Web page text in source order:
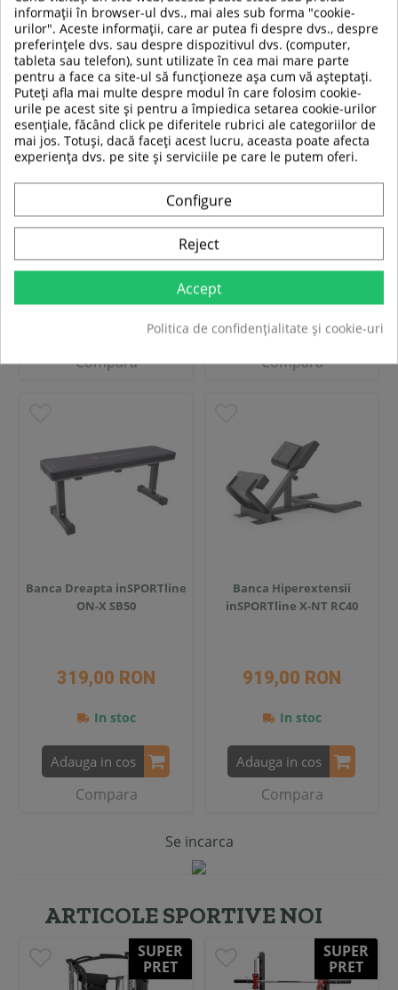
-17%
Bancă Dreaptă Sportmann
1 718,00 RON
Compara
Masa inversie inSPORTline
Adauga in cos
Compara
Banca Dreapta inSPORTline
ON-X SB50
319,00 RON
In stoc
Adauga in cos
Compara
Banca Hiperextensii
inSPORTline X-NT RC40
919,00 RON
In stoc
Adauga in cos
Compara
Se incarca
ARTICOLE SPORTIVE NOI
SUPER
PRET
SUPER
PRET
informații în browser-ul dvs., mai ales sub forma "cookie-
urilor". Aceste informații, care ar putea fi despre dvs., despre
preferințele dvs. sau despre dispozitivul dvs. (computer,
tableta sau telefon), sunt utilizate în cea mai mare parte
pentru a face ca site-ul să funcționeze așa cum vă așteptați.
Puteți afla mai multe despre modul în care folosim cookie-
urile pe acest site și pentru a împiedica setarea cookie-urilor
esențiale, făcând click pe diferitele rubrici ale categoriilor de
mai jos. Totuși, dacă faceți acest lucru, aceasta poate afecta
experiența dvs. pe site și serviciile pe care le putem oferi.
Configure
Reject
Accept
Politica de confidențialitate și cookie-uri